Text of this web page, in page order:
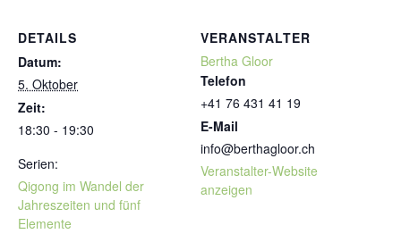
DETAILS
Datum:
5. Oktober
Zeit:
18:30 - 19:30
Serien:
Qigong im Wandel der
Jahreszeiten und fünf
Elemente
VERANSTALTER
Bertha Gloor
Telefon
+41 76 431 41 19
E-Mail
info@berthagloor.ch
Veranstalter-Website
anzeigen